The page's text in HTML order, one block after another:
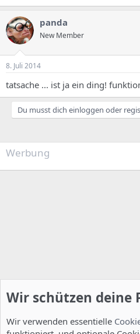
panda
New Member
8. Juli 2014
tatsache ... ist ja ein ding!
Du musst dich einloggen oder
Werbung
Wir schützen deine
Wir verwenden essentielle